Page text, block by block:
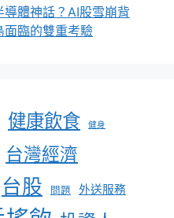
導體神話？AI股雪崩背
面臨的雙重考驗
健康飲食 健身
台灣經濟
台股 問題 外送服務